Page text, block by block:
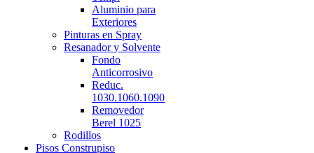
Aluminio para
Exteriores
Pinturas en Spray
Resanador y Solvente
Fondo
Anticorrosivo
Reduc.
1030.1060.1090
Removedor
Berel 1025
Rodillos
Pisos Construpiso